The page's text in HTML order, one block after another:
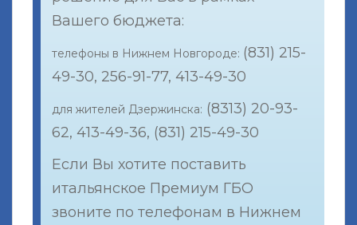
Вашего бюджета:
телефоны в Нижнем Новгороде: (831) 215-
49-30, 256-91-77, 413-49-30
для жителей Дзержинска: (8313) 20-93-
62, 413-49-36, (831) 215-49-30
Если Вы хотите поставить
итальянское Премиум ГБО
звоните по телефонам в Нижнем